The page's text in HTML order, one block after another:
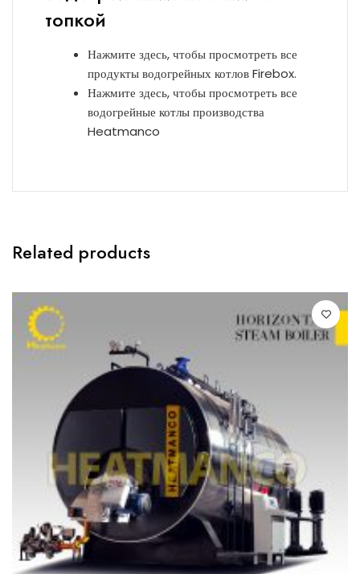
топкой
Нажмите здесь, чтобы просмотреть все
продукты водогрейных котлов Firebox.
Нажмите здесь, чтобы просмотреть все
водогрейные котлы производства
Heatmanco
Related products